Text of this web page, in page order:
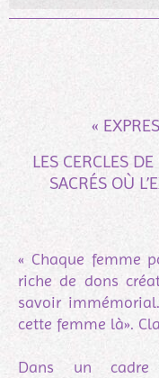
«
LES CERCLES
SACRÉS OÙ
« Chaque femme
riche de dons
savoir
cette femme là».
Dans un cadre